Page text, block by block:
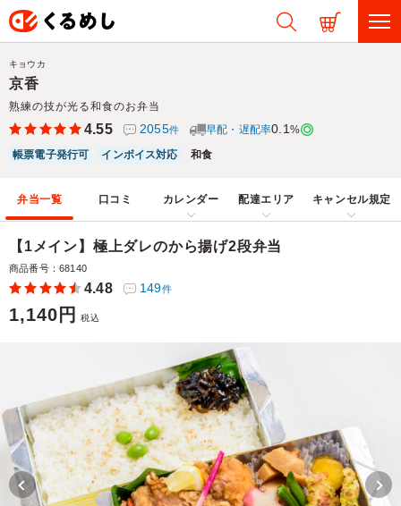
京香
熟練の技が光る和食のお弁当
キョウカ
4.55 2055件 早配・遅配率0.1 %
帳票電子発行可
インボイス対応 和食
弁当一覧 口コミ カレンダー 配達エリア キャンセル規定
【1メイン】極上ダレのから揚げ2段弁当
商品番号：68140
4.48 149件
1,140円 税込